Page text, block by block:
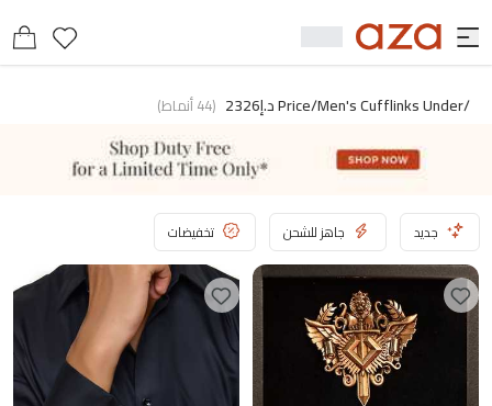
/price/men's Cufflinks Under د.إ2326 (
44أنماط)
جديد جاهز للشحن تخفيضات